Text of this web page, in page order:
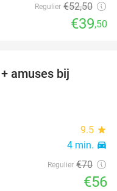
Regulier €52,50
€39,50
amuses bij
9.5 star
4 min. directions_car
Regulier €70
€56